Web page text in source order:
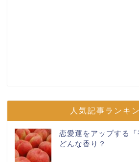
人気記事ランキ
恋愛運をアップする「
どんな香り？